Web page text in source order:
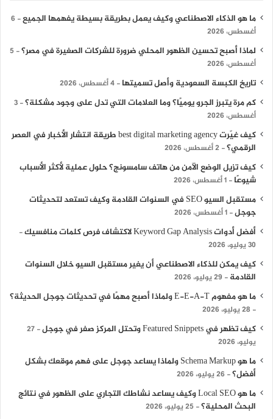
ما هو الذكاء الاصطناعي وكيف يعمل بطريقة بسيطة يفهمها الجميع
6
أغسطس، 2026
لماذا أصبح تحسين الظهور المحلي ضرورة للشركات الصغيرة في مصر؟
5
أغسطس، 2026
تاريخ الكبسة السعودية وأصل تسميتها 4 أغسطس، 2026
كم مرة يتبرز الجرو يوميًا؟ وما العلامات التي تدل على وجود مشكلة؟ 3
أغسطس، 2026
كيف غيّرت best digital marketing agency طريقة انتشار الأخبار في العصر
الرقمي؟ 2 أغسطس، 2026
كيف تزيل الوضع الآمن من هاتف سامسونج؟ حلول عملية لأكثر الأسباب
شيوعًا
1 أغسطس، 2026
مستقبل السيو SEO في السنوات القادمة وكيف تستعد لتحديثات
جوجل 1 أغسطس، 2026
أفضل أدوات Keyword Gap Analysis لاكتشاف فرص كلمات منافسيك
30 يوليو، 2026
كيف يمكن للذكاء الاصطناعي أن يغير مستقبل السيو خلال السنوات
القادمة
29 يوليو، 2026
ما هو مفهوم E-E-A-T ولماذا أصبح مهمًا في تحديثات جوجل الحديثة؟
28 يوليو، 2026
كيف تظهر في Featured Snippets وتحتل المركز صفر في جوجل
27
يوليو، 2026
ما هو Schema Markup ولماذا يساعد جوجل على فهم موقعك بشكل
أفضل؟
26 يوليو، 2026
ما هو Local SEO وكيف يساعد نشاطك التجاري على الظهور في نتائج
البحث المحلية؟
25 يوليو، 2026